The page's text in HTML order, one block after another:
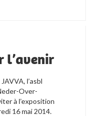
l’avenir
l’asbl
Over-
à l’exposition
16 mai 2014.